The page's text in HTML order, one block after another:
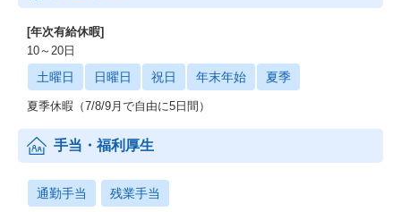
[年次有給休暇]
10～20日
土曜日 日曜日 祝日 年末年始 夏季
夏季休暇（7/8/9月で自由に5日間）
手当・福利厚生
通勤手当 残業手当